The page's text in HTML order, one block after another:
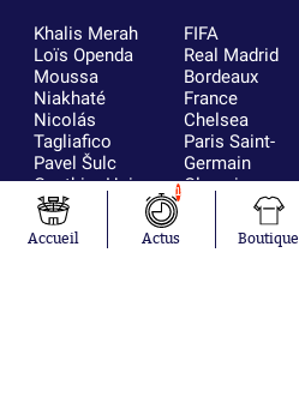
Khalis Merah
Loïs Openda
Moussa
Niakhaté
Nicolás
Tagliafico
Pavel Šulc
Gauthier Hein
Lionel Messi
Gonzalo
García Torres
FIFA
Real Madrid
Bordeaux
France
Chelsea
Paris Saint-
Germain
Olympique
AC Milan
RC Strasbourg
Accueil
1
Actus Boutique